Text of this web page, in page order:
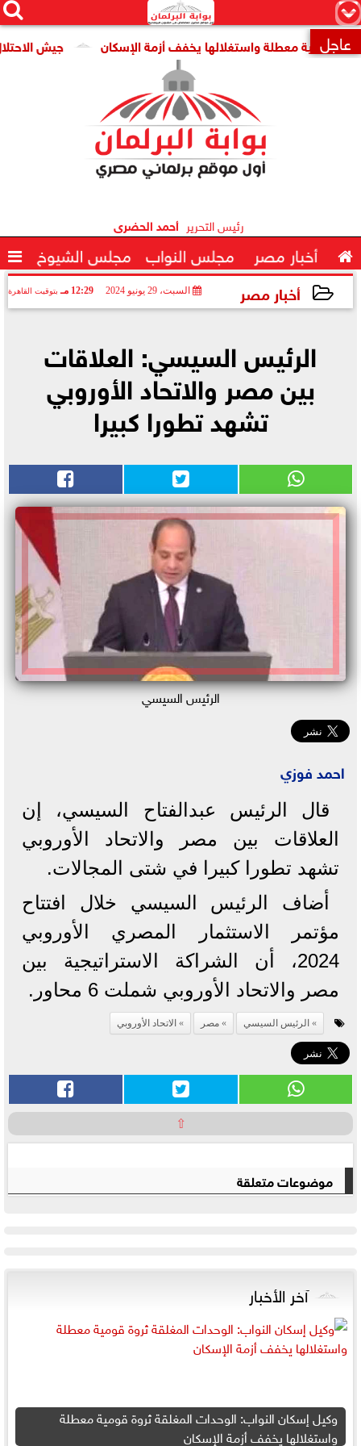
×


 عاجل جيش الاحتلال: مقتل جنديين معطلة واستغلالها يخفف أزمة الإسكان
رئيس التحرير أحمد الحضرى
 أخبار مصر مجلس النواب مجلس الشيوخ 
أخبار مصر السبت، 29 يونيو 2024 12:29 مـ بتوقيت القاهرة
الرئيس السيسي: العلاقات
بين مصر والاتحاد الأوروبي
تشهد تطورا كبيرا
الرئيس السيسي
احمد فوزي
قال الرئيس عبدالفتاح السيسي، إن
العلاقات بين مصر والاتحاد الأوروبي
تشهد تطورا كبيرا في شتى المجالات.
أضاف الرئيس السيسي خلال افتتاح
مؤتمر الاستثمار المصري الأوروبي
2024، أن الشراكة الاستراتيجية بين
مصر والاتحاد الأوروبي شملت 6 محاور.
الرئيس السيسي مصر الاتحاد الأوروبي
⇧
موضوعات متعلقة
آخر الأخبار
وكيل إسكان النواب: الوحدات المغلقة ثروة قومية معطلة
واستغلالها يخفف أزمة الإسكان